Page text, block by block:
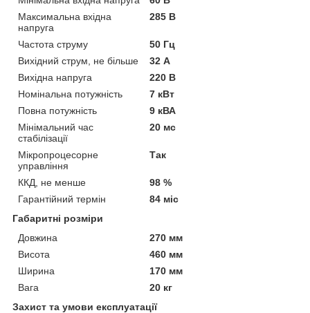
Максимальна вхідна
напруга
285 В
Частота струму
50 Гц
Вихідний струм, не більше
32 А
Вихідна напруга
220 В
Номінальна потужність
7 кВт
Повна потужність
9 кВА
Мінімальний час
стабілізації
20 мс
Мікропроцесорне
управління
Так
ККД, не менше
98 %
Гарантійний термін
84 міс
Габаритні розміри
Довжина
270 мм
Висота
460 мм
Ширина
170 мм
Вага
20 кг
Захист та умови експлуатації